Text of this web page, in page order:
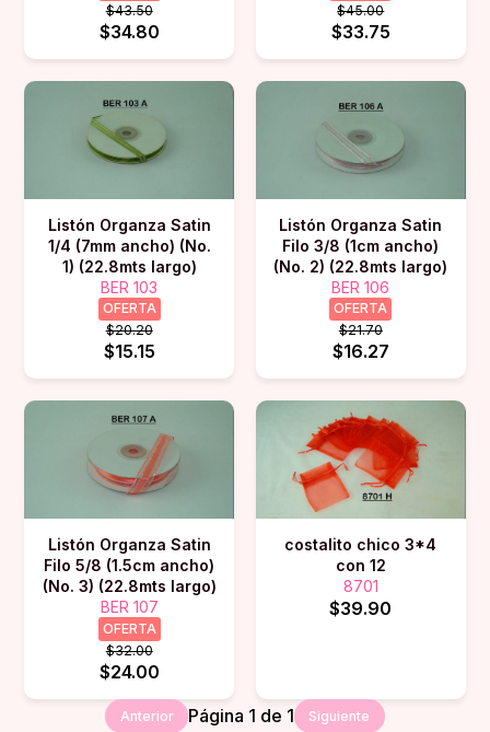
$43.50
$34.80
$45.00
$33.75
Listón Organza Satin
1/4 (7mm ancho) (No.
1) (22.8mts largo)
BER 103
OFERTA
$20.20
$15.15
Listón Organza Satin
Filo 3/8 (1cm ancho)
(No. 2) (22.8mts largo)
BER 106
OFERTA
$21.70
$16.27
Listón Organza Satin
Filo 5/8 (1.5cm ancho)
(No. 3) (22.8mts largo)
BER 107
OFERTA
$32.00
$24.00
costalito chico 3*4
con 12
8701
$39.90
Anterior Página 1 de 1 Siguiente